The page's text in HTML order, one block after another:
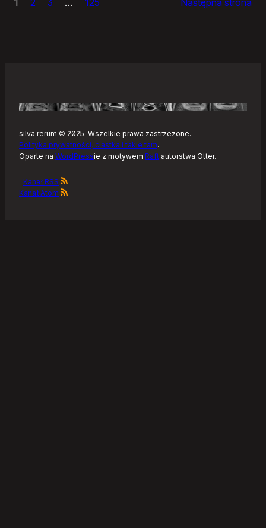
–
Linuksa
silva rerum © 2025. Wszelkie prawa zastrzeżone.
Polityka prywatności, ciastka i takie tam.
Oparte na WordPressie z motywem Raft autorstwa Otter.
Kanał RSS
Kanał Atom